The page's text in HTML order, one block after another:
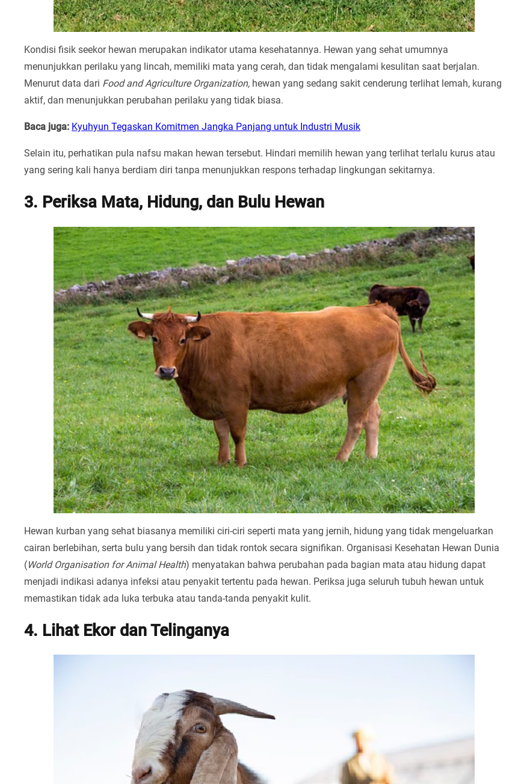
Kondisi fisik seekor hewan merupakan indikator utama kesehatannya. Hewan yang sehat umumnya
menunjukkan perilaku yang lincah, memiliki mata yang cerah, dan tidak mengalami kesulitan saat berjalan.
Menurut data dari Food and Agriculture Organization, hewan yang sedang sakit cenderung terlihat lemah, kurang
aktif, dan menunjukkan perubahan perilaku yang tidak biasa.
Baca juga: Kyuhyun Tegaskan Komitmen Jangka Panjang untuk Industri Musik
Selain itu, perhatikan pula nafsu makan hewan tersebut. Hindari memilih hewan yang terlihat terlalu kurus atau
yang sering kali hanya berdiam diri tanpa menunjukkan respons terhadap lingkungan sekitarnya.
3. Periksa Mata, Hidung, dan Bulu Hewan
Hewan kurban yang sehat biasanya memiliki ciri-ciri seperti mata yang jernih, hidung yang tidak mengeluarkan
cairan berlebihan, serta bulu yang bersih dan tidak rontok secara signifikan. Organisasi Kesehatan Hewan Dunia
(World Organisation for Animal Health) menyatakan bahwa perubahan pada bagian mata atau hidung dapat
menjadi indikasi adanya infeksi atau penyakit tertentu pada hewan. Periksa juga seluruh tubuh hewan untuk
memastikan tidak ada luka terbuka atau tanda-tanda penyakit kulit.
4. Lihat Ekor dan Telinganya